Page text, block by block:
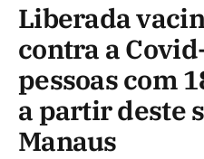
Liberada
contra a
pessoas com
a partir deste
Manaus